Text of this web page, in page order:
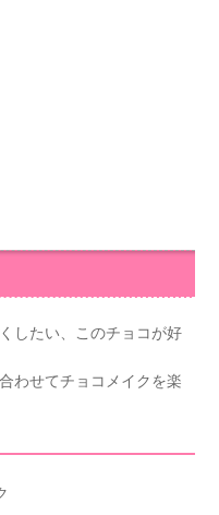
したい、このチョコが好
わせてチョコメイクを楽